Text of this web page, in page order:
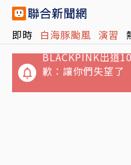
即時 白海豚颱風 演習
歉：讓你們失望了
高雄超狂女騎士演
罰10萬